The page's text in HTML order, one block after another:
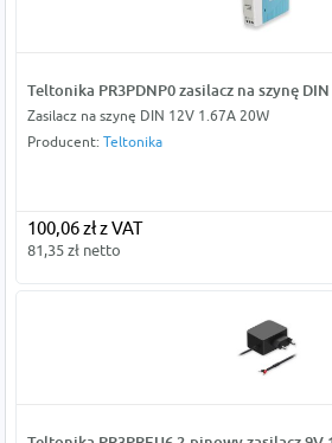
Teltonika PR3PDNP0 zasilacz na szynę
Zasilacz na szynę DIN 12V 1.67A 20W
Producent: Teltonika
100,06 zł z VAT
81,35 zł netto